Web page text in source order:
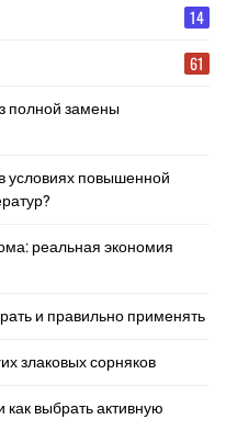
14
61
полной замены
условиях повышенной
реальная экономия
и правильно применять
злаковых сорняков
выбрать активную